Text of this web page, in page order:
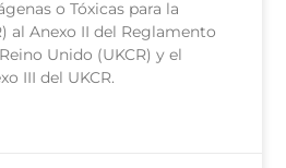
o Tóxicas para la
al Anexo II del Reglamento
Unido (UKCR) y el
III del UKCR.